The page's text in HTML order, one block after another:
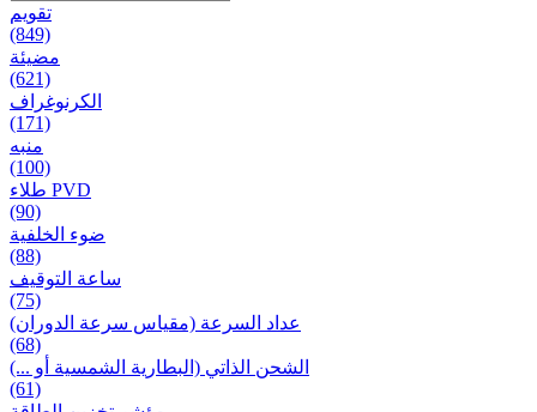
تقويم
(849)
مضيئة
(621)
الكرنوغراف
(171)
منبه
(100)
طلاء PVD
(90)
ضوء الخلفية
(88)
ساعة التوقيف
(75)
عداد السرعة (مقياس سرعة الدوران)
(68)
الشحن الذاتي (البطارية الشمسية أو ...)
(61)